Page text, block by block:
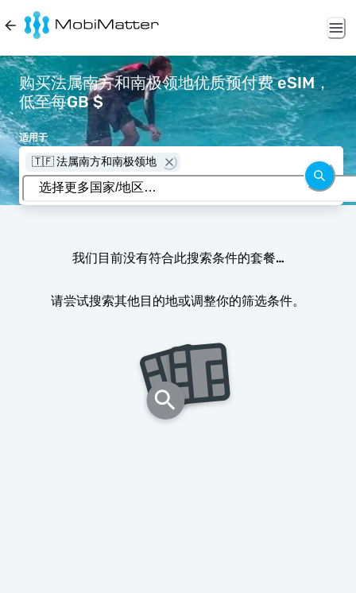
购买法属南方和南极领地优质预付费 eSIM，
低至每GB $
适用于
🇹🇫 法属南方和南极领地
我们目前没有符合此搜索条件的套餐…
请尝试搜索其他目的地或调整你的筛选条件。